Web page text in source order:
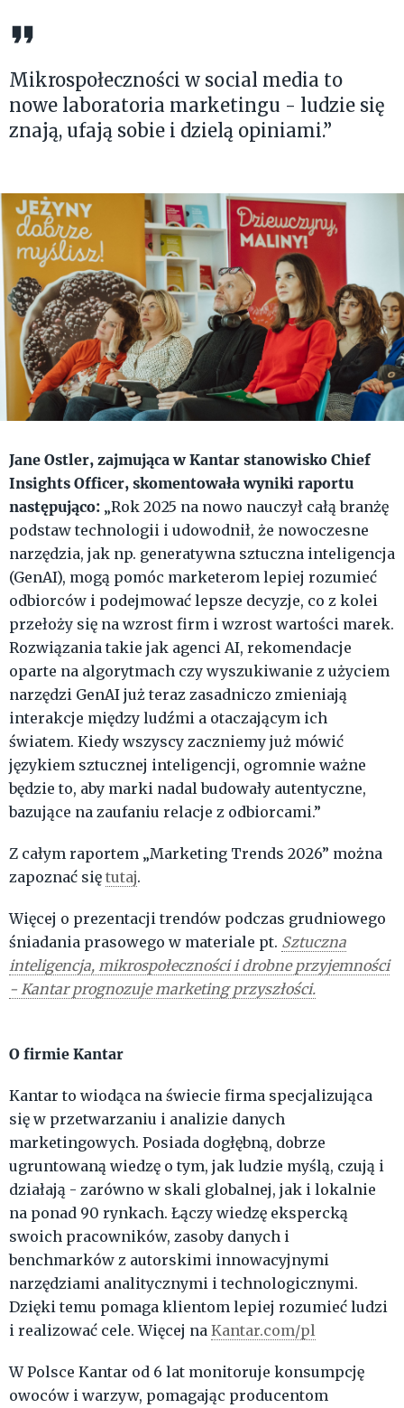
Mikrospołeczności w social media to
nowe laboratoria marketingu - ludzie się
znają, ufają sobie i dzielą opiniami.”
Jane Ostler, zajmująca w Kantar stanowisko Chief
Insights Officer, skomentowała wyniki raportu
następująco: „Rok 2025 na nowo nauczył całą branżę
podstaw technologii i udowodnił, że nowoczesne
narzędzia, jak np. generatywna sztuczna inteligencja
(GenAI), mogą pomóc marketerom lepiej rozumieć
odbiorców i podejmować lepsze decyzje, co z kolei
przełoży się na wzrost firm i wzrost wartości marek.
Rozwiązania takie jak agenci AI, rekomendacje
oparte na algorytmach czy wyszukiwanie z użyciem
narzędzi GenAI już teraz zasadniczo zmieniają
interakcje między ludźmi a otaczającym ich
światem. Kiedy wszyscy zaczniemy już mówić
językiem sztucznej inteligencji, ogromnie ważne
będzie to, aby marki nadal budowały autentyczne,
bazujące na zaufaniu relacje z odbiorcami.”
Z całym raportem „Marketing Trends 2026” można
zapoznać się tutaj.
Więcej o prezentacji trendów podczas grudniowego
śniadania prasowego w materiale pt. Sztuczna
inteligencja, mikrospołeczności i drobne przyjemności
- Kantar prognozuje marketing przyszłości.
O firmie Kantar
Kantar to wiodąca na świecie firma specjalizująca
się w przetwarzaniu i analizie danych
marketingowych. Posiada dogłębną, dobrze
ugruntowaną wiedzę o tym, jak ludzie myślą, czują i
działają - zarówno w skali globalnej, jak i lokalnie
na ponad 90 rynkach. Łączy wiedzę ekspercką
swoich pracowników, zasoby danych i
benchmarków z autorskimi innowacyjnymi
narzędziami analitycznymi i technologicznymi.
Dzięki temu pomaga klientom lepiej rozumieć ludzi
i realizować cele. Więcej na Kantar.com/pl
W Polsce Kantar od 6 lat monitoruje konsumpcję
owoców i warzyw, pomagając producentom